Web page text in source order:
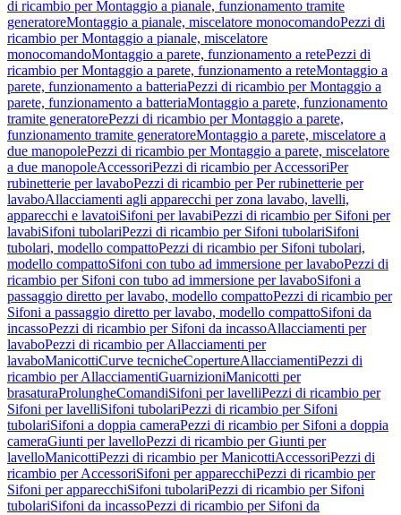
di ricambio per Montaggio a pianale, funzionamento tramite
generatoreMontaggio a pianale, miscelatore monocomandoPezzi di
ricambio per Montaggio a pianale, miscelatore
monocomandoMontaggio a parete, funzionamento a retePezzi di
ricambio per Montaggio a parete, funzionamento a reteMontaggio a
parete, funzionamento a batteriaPezzi di ricambio per Montaggio a
parete, funzionamento a batteriaMontaggio a parete, funzionamento
tramite generatorePezzi di ricambio per Montaggio a parete,
funzionamento tramite generatoreMontaggio a parete, miscelatore a
due manopolePezzi di ricambio per Montaggio a parete, miscelatore
a due manopoleAccessoriPezzi di ricambio per AccessoriPer
rubinetterie per lavaboPezzi di ricambio per Per rubinetterie per
lavaboAllacciamenti agli apparecchi per zona lavabo, lavelli,
apparecchi e lavatoiSifoni per lavabiPezzi di ricambio per Sifoni per
lavabiSifoni tubolariPezzi di ricambio per Sifoni tubolariSifoni
tubolari, modello compattoPezzi di ricambio per Sifoni tubolari,
modello compattoSifoni con tubo ad immersione per lavaboPezzi di
ricambio per Sifoni con tubo ad immersione per lavaboSifoni a
passaggio diretto per lavabo, modello compattoPezzi di ricambio per
Sifoni a passaggio diretto per lavabo, modello compattoSifoni da
incassoPezzi di ricambio per Sifoni da incassoAllacciamenti per
lavaboPezzi di ricambio per Allacciamenti per
lavaboManicottiCurve tecnicheCopertureAllacciamentiPezzi di
ricambio per AllacciamentiGuarnizioniManicotti per
brasaturaProlungheComandiSifoni per lavelliPezzi di ricambio per
Sifoni per lavelliSifoni tubolariPezzi di ricambio per Sifoni
tubolariSifoni a doppia cameraPezzi di ricambio per Sifoni a doppia
cameraGiunti per lavelloPezzi di ricambio per Giunti per
lavelloManicottiPezzi di ricambio per ManicottiAccessoriPezzi di
ricambio per AccessoriSifoni per apparecchiPezzi di ricambio per
Sifoni per apparecchiSifoni tubolariPezzi di ricambio per Sifoni
tubolariSifoni da incassoPezzi di ricambio per Sifoni da